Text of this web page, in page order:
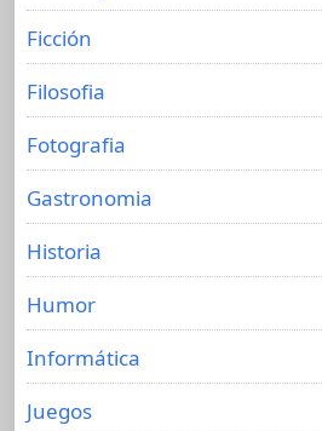
Ficción
Filosofia
Fotografia
Gastronomia
Historia
Humor
Informática
Juegos